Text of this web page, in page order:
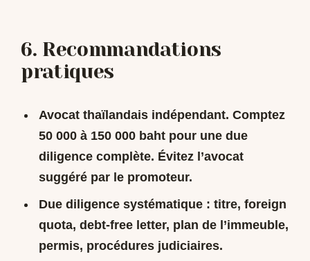
6. Recommandations
pratiques
Avocat thaïlandais indépendant. Comptez
50 000 à 150 000 baht pour une due
diligence complète. Évitez l’avocat
suggéré par le promoteur.
Due diligence systématique: titre, foreign
quota, debt-free letter, plan de l’immeuble,
permis, procédures judiciaires.